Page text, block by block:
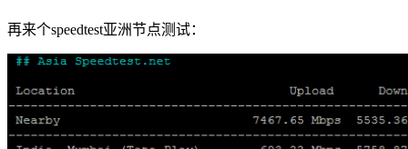
再来个speedtest亚洲节点测试：